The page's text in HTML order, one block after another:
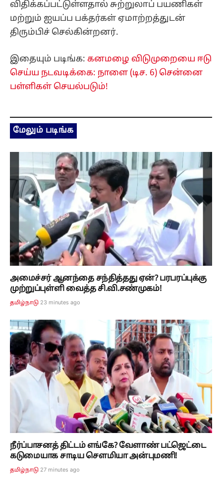
விதிக்கப்பட்டுள்ளதால் சுற்றுலாப் பயணிகள்
மற்றும் ஐயப்ப பக்தர்கள் ஏமாற்றத்துடன்
திரும்பிச் செல்கின்றனர்.
இதையும் படிங்க: கனமழை விடுமுறையை ஈடு
செய்ய நடவடிக்கை: நாளை (டிச. 6) சென்னை
பள்ளிகள் செயல்படும்!
மேலும் படிங்க
அமைச்சர் ஆனந்தை சந்தித்தது ஏன்? பரபரப்புக்கு
முற்றுப்புள்ளி வைத்த சி.வி.சண்முகம்!
தமிழ்நாடு 23 minutes ago
நீர்ப்பாசனத் திட்டம் எங்கே? வேளாண் பட்ஜெட்டை
கடுமையாக சாடிய சௌமியா அன்புமணி!
தமிழ்நாடு 27 minutes ago